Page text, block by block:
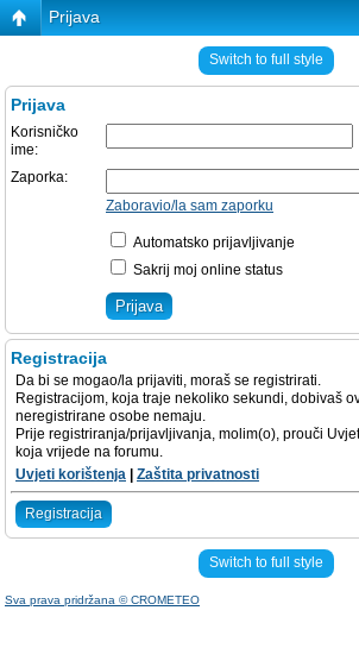
Prijava
Switch to full style
Prijava
Korisničko
ime:
Zaporka:
Zaboravio/la sam zaporku
Automatsko prijavljivanje
Sakrij moj online status
Registracija
Da bi se mogao/la prijaviti, moraš se registrirati.
Registracijom, koja traje nekoliko sekundi, dobivaš
neregistrirane osobe nemaju.
Prije registriranja/prijavljivanja, molim(o), prouči
koja vrijede na forumu.
Uvjeti korištenja
Zaštita privatnosti
Registracija
Switch to full style
Sva prava pridržana © CROMETEO